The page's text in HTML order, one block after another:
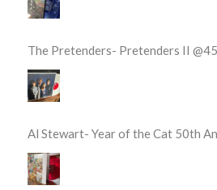
The Pretenders- Pretenders II
Al Stewart- Year of the Cat 50th